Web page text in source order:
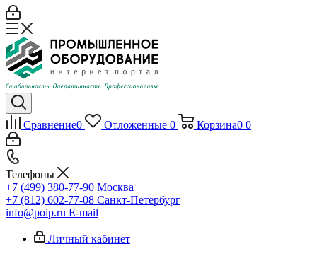
Сравнение0 Отложенные 0 Корзина0 0
Телефоны
+7 (499) 380-77-90 Москва
+7 (812) 602-77-08 Санкт-Петербург
info@poip.ru E-mail
Личный кабинет